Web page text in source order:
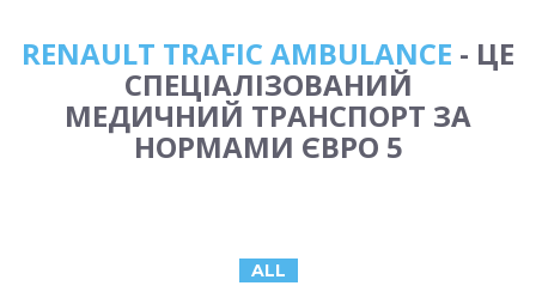
RENAULT TRAFIC AMBULANCE - ЦЕ
СПЕЦІАЛІЗОВАНИЙ
МЕДИЧНИЙ ТРАНСПОРТ ЗА
НОРМАМИ ЄВРО 5
ALL